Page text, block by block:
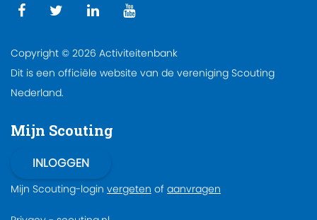
Copyright © 2026 Activiteitenbank
Dit is een officiële website van de vereniging Scouting
Nederland.
Mijn Scouting
Mijn Scouting-login vergeten of aanvragen